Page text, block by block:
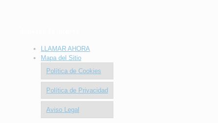
LLAMAR AHORA
Mapa del Sitio
Política de Cookies
Política de Privacidad
Aviso Legal